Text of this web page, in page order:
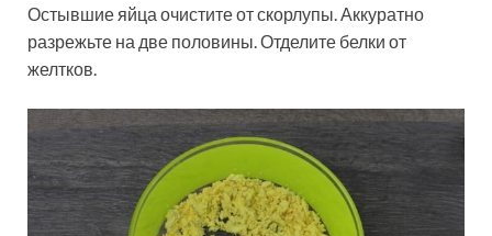
Остывшие яйца очистите от скорлупы. Аккуратно
разрежьте на две половины. Отделите белки от
желтков.